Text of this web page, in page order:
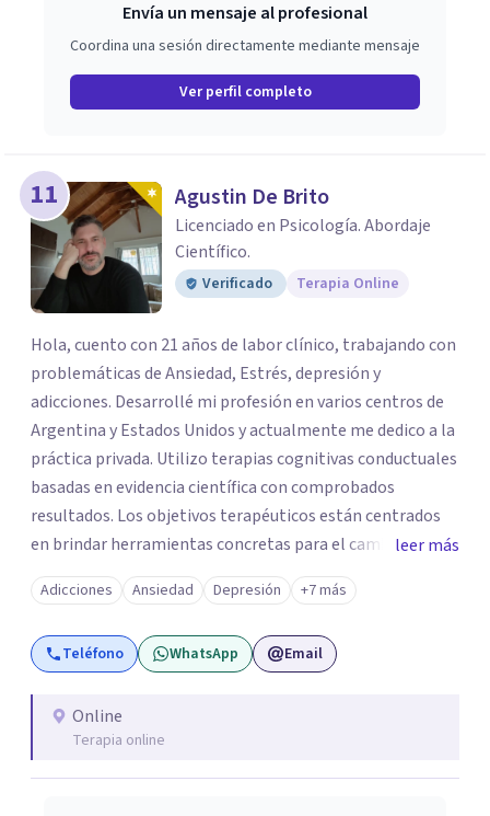
Envía un mensaje al profesional
Coordina una sesión directamente mediante mensaje
Ver perfil completo
11 Agustin De Brito
Licenciado en Psicología. Abordaje
Científico.
Verificado Terapia Online
Hola, cuento con 21 años de labor clínico, trabajando con
problemáticas de Ansiedad, Estrés, depresión y
adicciones. Desarrollé mi profesión en varios centros de
Argentina y Estados Unidos y actualmente me dedico a la
práctica privada. Utilizo terapias cognitivas conductuales
basadas en evidencia científica con comprobados
resultados. Los objetivos terapéuticos están centrados
en brindar herramientas concretas para el cambio, que
permitan desarrollar nuevas habilidades y estrategias
basadas en la salud y calidad de vida.
leer más
Adicciones Ansiedad Depresión +7 más
Teléfono WhatsApp Email
Online
Terapia online